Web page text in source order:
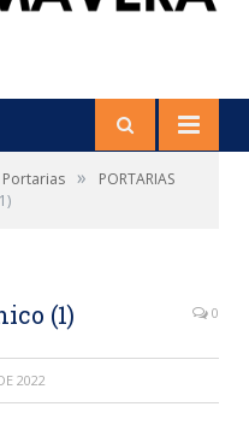
Portarias »
PORTARIAS
(1) 0
2022